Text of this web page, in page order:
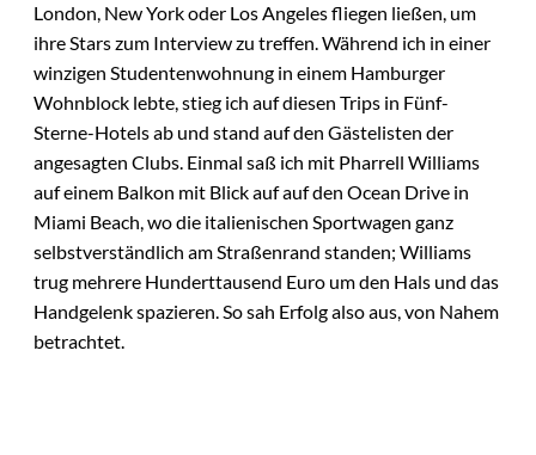
London, New York oder Los Angeles fliegen ließen, um
ihre Stars zum Interview zu treffen. Während ich in einer
winzigen Studentenwohnung in einem Hamburger
Wohnblock lebte, stieg ich auf diesen Trips in Fünf-
Sterne-Hotels ab und stand auf den Gästelisten der
angesagten Clubs. Einmal saß ich mit Pharrell Williams
auf einem Balkon mit Blick auf auf den Ocean Drive in
Miami Beach, wo die italienischen Sportwagen ganz
selbstverständlich am Straßenrand standen; Williams
trug mehrere Hunderttausend Euro um den Hals und das
Handgelenk spazieren. So sah Erfolg also aus, von Nahem
betrachtet.